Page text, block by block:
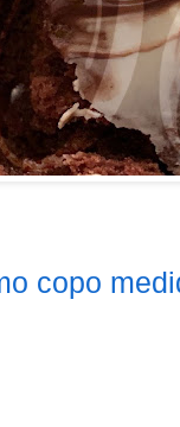
copo